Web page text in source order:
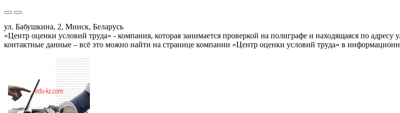
ул. Бабушкина, 2, Минск, Беларусь
«Центр оценки условий труда» - компания, которая занимается проверкой на полиграфе и находящаяся по
контактные данные – всё это можно найти на странице компании «Центр оценки условий труда» в